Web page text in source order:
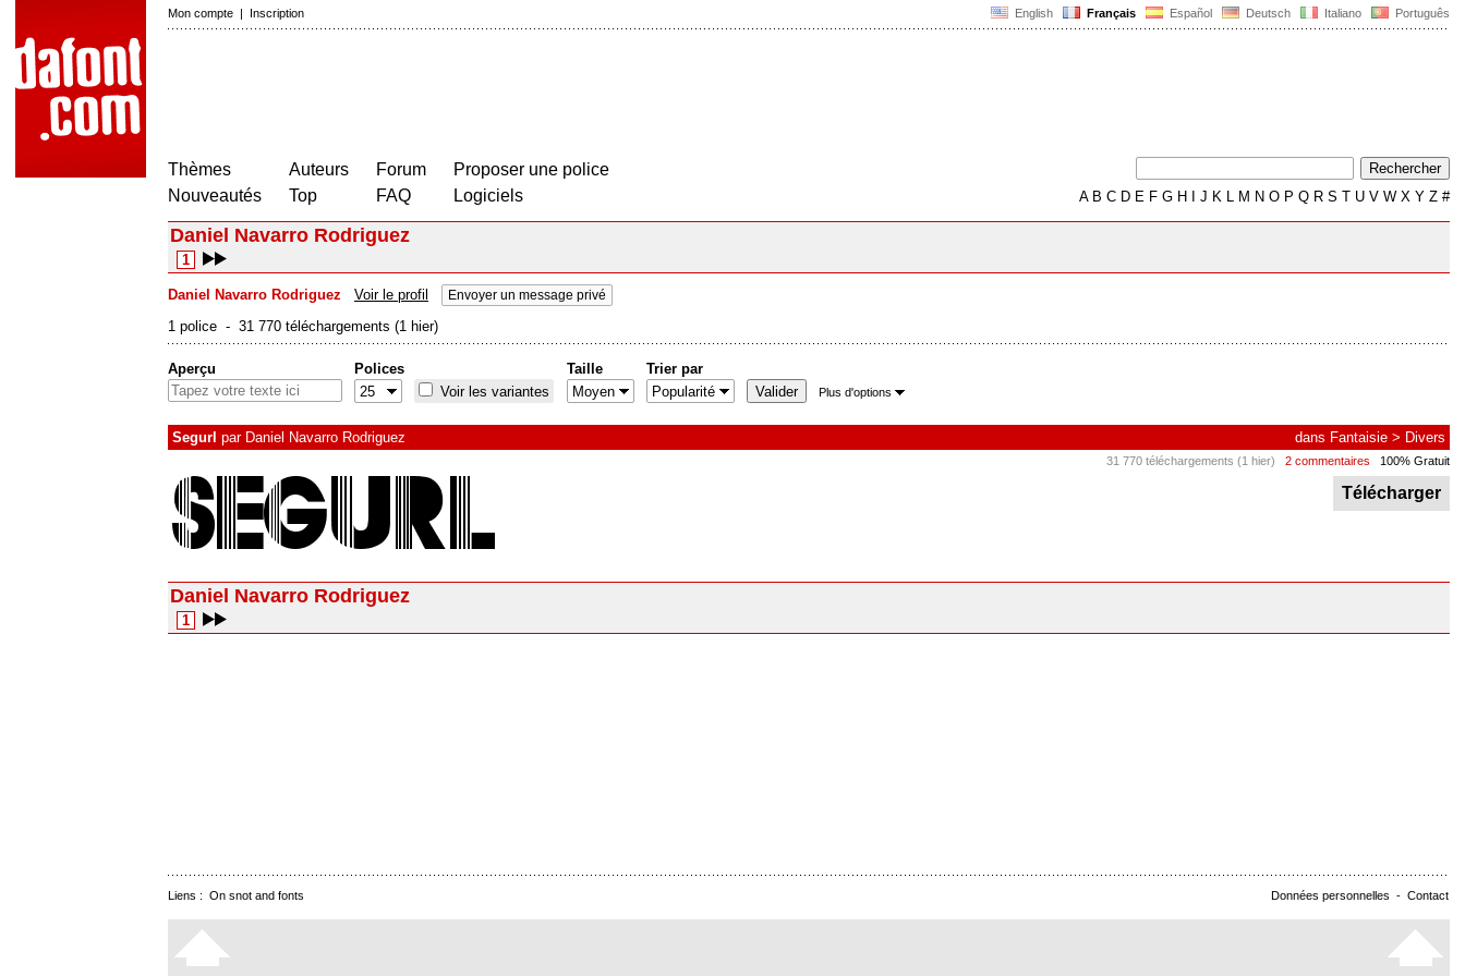
English Français Español Deutsch Italiano Português
Mon compte | Inscription
Thèmes
Nouveautés
Auteurs
Top
Forum
FAQ
Proposer une police
Logiciels
AB C D E F G H J K L M N O P Q R S T U V W X Y Z #
Daniel Navarro Rodriguez
1
Daniel Navarro Rodriguez Voir le profil Envoyer un message privé
1 police - 31 770 téléchargements (1 hier)
Aperçu
Polices
Voir les variantes
Taille Trier par
Plus d'options
Segurl par Daniel Navarro Rodriguez dans Fantaisie > Divers
31 770 téléchargements (1 hier) 2 commentaires 100% Gratuit
Télécharger
Daniel Navarro Rodriguez
1
Données personnelles - Contact
Liens : On snot and fonts